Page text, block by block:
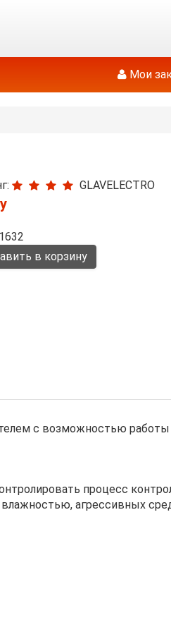
Мои
GLAVELECTRO
в корзину
с возможностью
процесс
агрессивных